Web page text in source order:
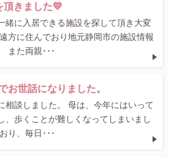
きました💛
緒に入居できる施設を探して頂き大変
方に住んでおり地元静岡市の施設情報
また両親･･･
お世話になりました。
相談しました。 母は、今年にはいって
、歩くことが難しくなってしまいまし
り、毎日･･･